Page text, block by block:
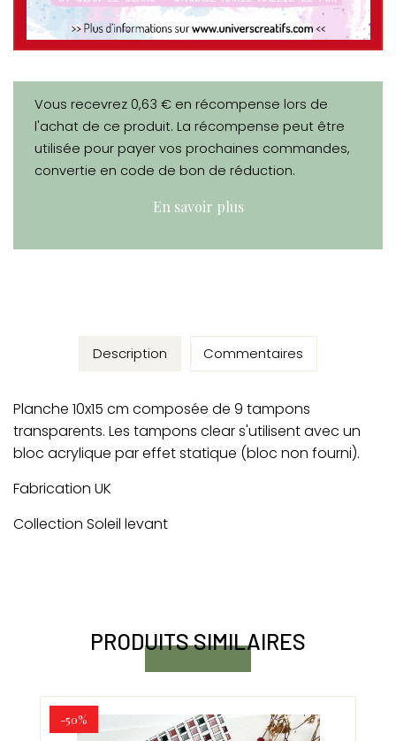
Vous recevrez 0,63 € en récompense lors de
l'achat de ce produit. La récompense peut être
utilisée pour payer vos prochaines commandes,
convertie en code de bon de réduction.
En savoir plus
Description
Planche 10x15 cm composée de 9 tampons
transparents. Les tampons clear s'utilisent avec un
bloc acrylique par effet statique (bloc non fourni).
Fabrication UK
Collection Soleil levant
Commentaires
PRODUITS SIMILAIRES
-50%